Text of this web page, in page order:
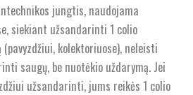
jungtis, naudojama
siekiant užsandarinti 1 colio
kolektoriuose), neleisti
saugų, be nuotėkio uždarymą. Jei
užsandarinti, jums reikės 1 colio